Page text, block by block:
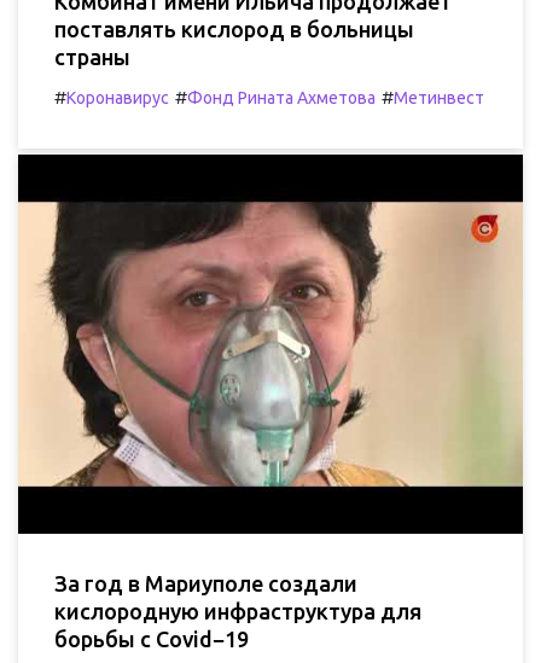
поставлять кислород в больницы
страны
#Коронавирус #Фонд Рината Ахметова #Метинвест
За год в Мариуполе создали
кислородную инфраструктура для
борьбы с Covid−19